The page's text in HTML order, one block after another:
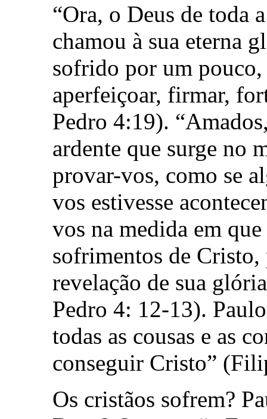
“Ora, o Deus de toda
chamou à sua eterna
sofrido por um pouco,
aperfeiçoar, firmar,
Pedro 4:19).
ardente que surge no
provar-vos, como se
vos estivesse
vos na medida em
sofrimentos de Cristo,
revelação de sua
Pedro 4: 12-13).
todas as cousas e as
conseguir Cristo”
Os cristãos sofrem?